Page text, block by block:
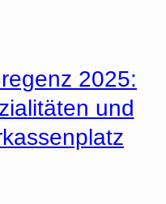
2025:
und